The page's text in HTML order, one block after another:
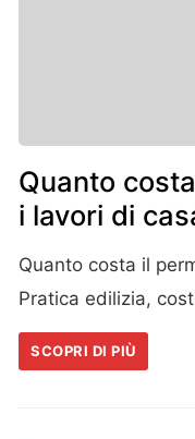
Quanto
i lavori di
Quanto costa il
Pratica edilizia,
SCOPRI DI PIÙ